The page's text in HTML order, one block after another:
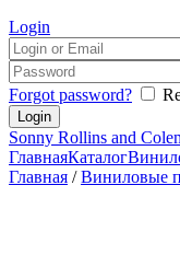
Login
Forgot password?
Sonny Rollins and
ГлавнаяКаталог
Главная /Виниловые